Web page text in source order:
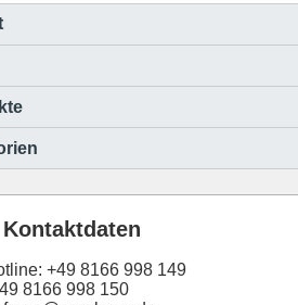
Kontaktdaten
+49 8166 998 149
8166 998 150